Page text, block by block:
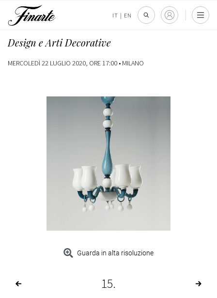
IT | EN
Design e Arti Decorative
MERCOLEDÌ 22 LUGLIO 2020, ORE 17:00 • MILANO
Guarda in alta risoluzione
15